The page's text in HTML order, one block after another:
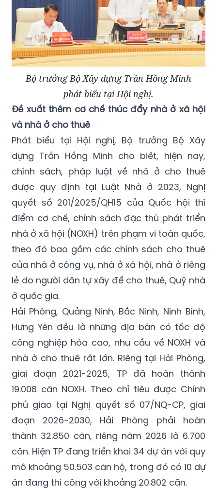
Bộ trưởng Bộ Xây dựng Trần Hồng Minh
phát biểu tại Hội nghị.
Đề xuất thêm cơ chế thúc đẩy nhà ở xã hội
và nhà ở cho thuê
Phát biểu tại Hội nghị, Bộ trưởng Bộ Xây
dựng Trần Hồng Minh cho biết, hiện nay,
chính sách, pháp luật về nhà ở cho thuê
được quy định tại Luật Nhà ở 2023, Nghị
quyết số 201/2025/QH15 của Quốc hội thí
điểm cơ chế, chính sách đặc thù phát triển
nhà ở xã hội (NOXH) trên phạm vi toàn quốc,
theo đó bao gồm các chính sách cho thuê
của nhà ở công vụ, nhà ở xã hội, nhà ở riêng
lẻ do người dân tự xây để cho thuê, Quỹ nhà
ở quốc gia.
Hải Phòng, Quảng Ninh, Bắc Ninh, Ninh Bình,
Hưng Yên đều là những địa bàn có tốc độ
công nghiệp hóa cao, nhu cầu về NOXH và
nhà ở cho thuê rất lớn. Riêng tại Hải Phòng,
giai đoạn 2021-2025, TP đã hoàn thành
19.008 căn NOXH. Theo chỉ tiêu được Chính
phủ giao tại Nghị quyết số 07/NQ-CP, giai
đoạn 2026-2030, Hải Phòng phải hoàn
thành 32.850 căn, riêng năm 2026 là 6.700
căn. Hiện TP đang triển khai 34 dự án với quy
mô khoảng 50.503 căn hộ, trong đó có 10 dự
án đang thi công với khoảng 20.802 căn.